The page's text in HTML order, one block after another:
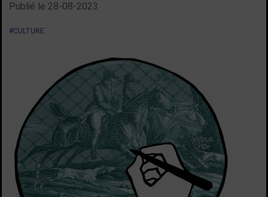
Publié le 28-08-2023
#CULTURE